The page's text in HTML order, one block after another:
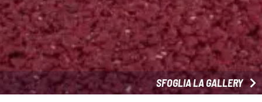
SFOGLIA LA GALLERY